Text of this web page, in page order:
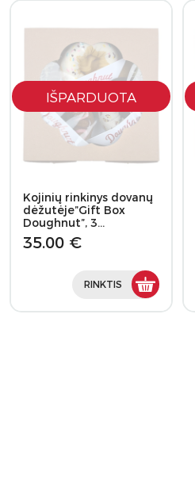
IŠPARDUOTA
Kojinių rinkinys dovanų
dėžutėje”Gift Box
Doughnut”, 3…
35.00 €
RINKTIS